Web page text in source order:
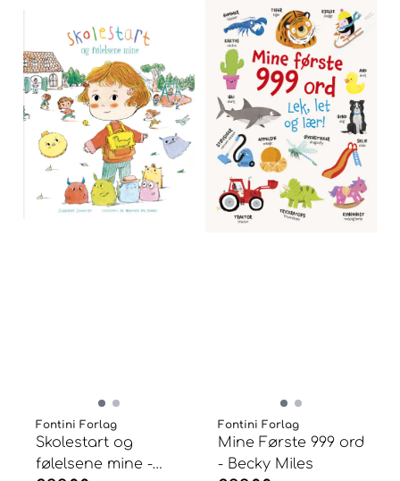
Fontini Forlag
Skolestart og
følelsene mine -
Fontini Forlag
Mine Første 999 ord
- Becky Miles